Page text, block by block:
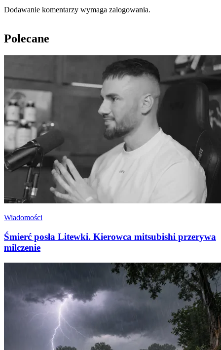
Dodawanie komentarzy wymaga zalogowania.
Polecane
Wiadomości
Śmierć posła Litewki. Kierowca mitsubishi przerywa
milczenie